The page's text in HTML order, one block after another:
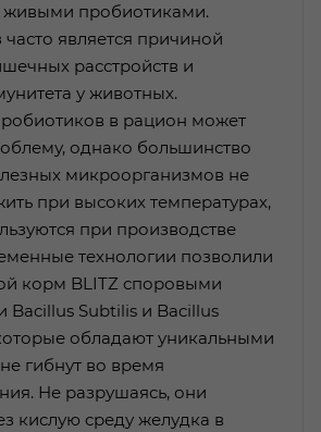
пробиотиками.
является причиной
расстройств и
у животных.
в рацион может
однако большинство
микроорганизмов не
при высоких температурах,
при производстве
технологии позволили
корм BLITZ споровыми
Bacillus Subtilis и Bacillus
обладают уникальными
гибнут во время
Не разрушаясь, они
кислую среду желудка в